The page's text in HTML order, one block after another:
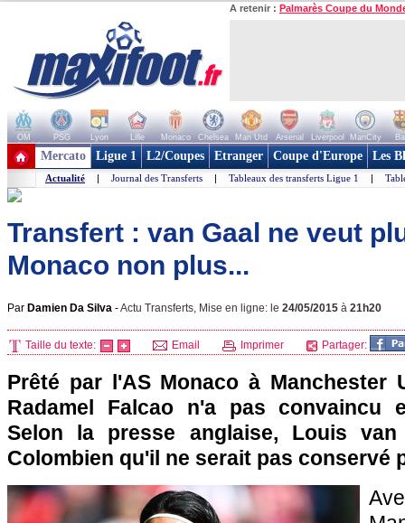
A retenir : Palmarès Coupe du
OM PSG Lyon Lille Monaco Chelsea Man Utd Arsenal Liverpool ManCity
+ de clubs
Mercato Ligue 1 L2/Coupes Etranger Coupe d'Europe Les
Actualité | Journal des Transferts | Tableaux des transferts Ligue 1 |
Transfert : van Gaal ne veut
Monaco non plus...
Par Damien Da Silva -Actu Transferts, Mise en ligne: le 24/05/2015 à 21h20
Taille du texte: Email Imprimer Partager:
Prêté par l'AS Monaco à Manchester
Radamel Falcao n'a pas convaincu
Selon la presse anglaise, Louis
Colombien qu'il ne serait pas conservé